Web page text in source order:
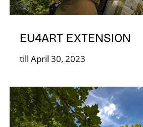
EU4ART EXTENSION
till April 30, 2023